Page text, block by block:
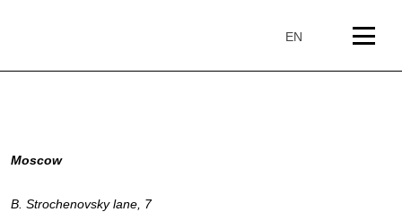
EN
a
Moscow
B. Strochenovsky lane, 7